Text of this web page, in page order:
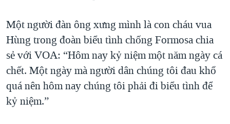
Một người đàn ông xưng mình là con cháu vua
Hùng trong đoàn biểu tình chống Formosa chia
sẻ với VOA: “Hôm nay kỷ niệm một năm ngày cá
chết. Một ngày mà người dân chúng tôi đau khổ
quá nên hôm nay chúng tôi phải đi biểu tình để
kỷ niệm.”